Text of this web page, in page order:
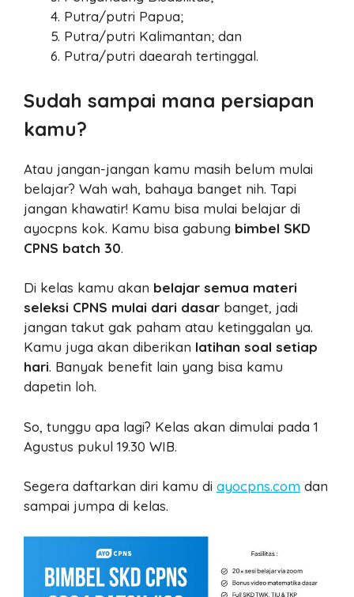
Putra/putri Papua;
Putra/putri Kalimantan; dan
Putra/putri daearah tertinggal.
Sudah sampai mana persiapan
kamu?
Atau jangan-jangan kamu masih belum mulai
belajar? Wah wah, bahaya banget nih. Tapi
jangan khawatir! Kamu bisa mulai belajar di
ayocpns kok. Kamu bisa gabung bimbel SKD
CPNS batch 30.
Di kelas kamu akan belajar semua materi
seleksi CPNS mulai dari dasar banget, jadi
jangan takut gak paham atau ketinggalan ya.
Kamu juga akan diberikan latihan soal setiap
hari. Banyak benefit lain yang bisa kamu
dapetin loh.
So, tunggu apa lagi? Kelas akan dimulai pada 1
Agustus pukul 19.30 WIB.
Segera daftarkan diri kamu di ayocpns.com dan
sampai jumpa di kelas.